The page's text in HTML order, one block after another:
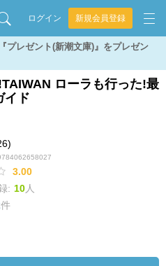
ログイン 新規会員登録
プレゼント(新潮文庫)』をプレゼン
ローラも行った!最
イド
3.00
: 10人
件